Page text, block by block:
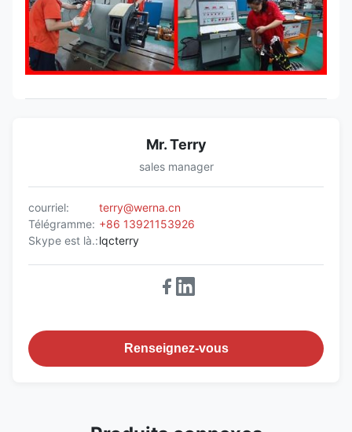
Mr. Terry
sales manager
courriel:
terry@werna.cn
Télégramme: +86 13921153926
Skype est là.:lqcterry
Renseignez-vous